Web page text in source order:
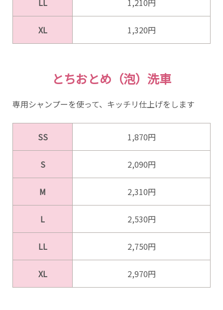
XL 1,320円
とちおとめ（泡）洗車
専用シャンプーを使って、キッチリ仕上げをします
SS 1,870円
S 2,090円
M 2,310円
L 2,530円
LL 2,750円
XL 2,970円